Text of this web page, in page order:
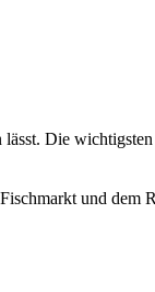
lässt. Die
und dem